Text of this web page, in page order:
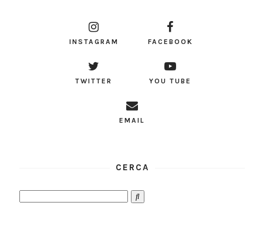
INSTAGRAM FACEBOOK
TWITTER YOU TUBE
EMAIL
CERCA